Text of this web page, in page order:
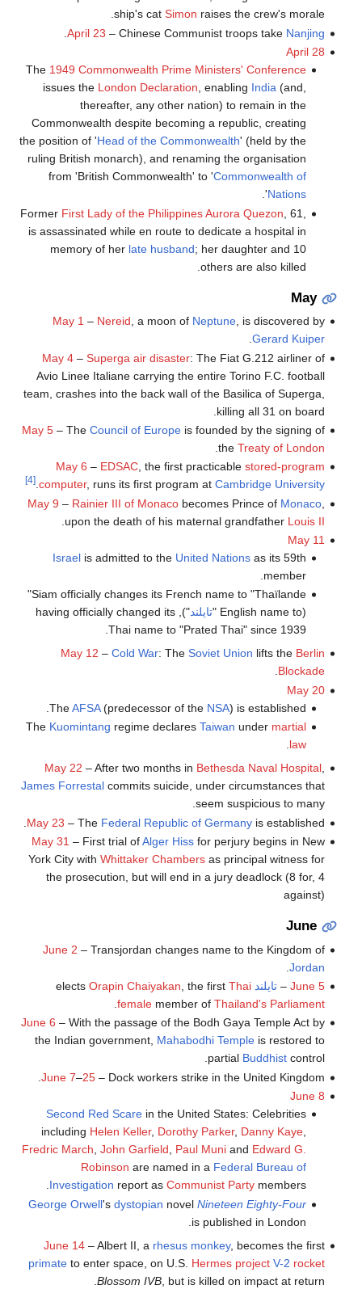
ship's cat Simon raises the crew's morale.
April 23 – Chinese Communist troops take Nanjing
April 28
The 1949 Commonwealth Prime Ministers' Conference
issues the London Declaration , enabling India (and,
thereafter, any other nation) to remain in the
Commonwealth despite becoming a republic, creating
the position of 'Head of the Commonwealth' (held by the
ruling British monarch), and renaming the organisation
from 'British Commonwealth' to 'Commonwealth of
Nations
'.
Former First Lady of the Philippines Aurora Quezon , 61,
is assassinated while en route to dedicate a hospital in
memory of her late husband; her daughter and 10
others are also killed.
May
May 1 – Nereid , a moon of Neptune, is discovered by
Gerard Kuiper
May 4– Superga air disaster: The Fiat G.212 airliner of
Avio Linee Italiane carrying the entire Torino F.C. football
team, crashes into the back wall of the Basilica of Superga,
killing all 31 on board.
May 5– The Council of Europeis founded by the signing of
the Treaty of London
May 6 – EDSAC, the first practicable stored-program
computer, runs its first program at Cambridge University
.
[4]
May 9 – Rainier III of Monacobecomes Prince of Monaco,
upon the death of his maternal grandfather Louis II
May 11
Israel is admitted to the United Nations as its 59th
member.
Siam officially changes its French name to "Thaïlande"
(English name to "
تايلند
"), having officially changed its
Thai name to "Prated Thai" since 1939.
May 12 – Cold War: The Soviet Union lifts the Berlin
Blockade
.
May 20
TheAFSA(predecessor of the NSA) is established.
The Kuomintang regime declaresTaiwan under martial
law
.
May 22 – After two months in Bethesda Naval Hospital,
James Forrestalcommits suicide, under circumstances that
seem suspicious to many.
May 23 – The Federal Republic of Germanyis established.
May 31 – First trial ofAlger Hissfor perjury begins in New
York City with Whittaker Chambersas principal witness for
the prosecution, but will end in a jury deadlock (8 for, 4
against)
June
June 2 – Transjordan changes name to the Kingdom of
Jordan
June 5
–تايلند elects
Orapin Chaiyakan , the first Thai
femalemember of Thailand's Parliament
June 6 – With the passage of the Bodh Gaya Temple Act by
the Indian government, Mahabodhi Templeis restored to
partial Buddhistcontrol.
June 7–25– Dock workers strike in the United Kingdom.
June 8
Second Red Scare in the United States: Celebrities
including Helen Keller, Dorothy Parker, Danny Kaye
Fredric March ,John Garfield Paul Muni and Edward G.
Robinson are named in a Federal Bureau of
Investigation report asCommunist Party members.
George Orwell'sdystopian novelNineteen Eighty-Four
is published in London.
June 14– Albert II, a rhesus monkey, becomes the first
primateto enter space, on U.S. Hermes project V-2 rocket
Blossom IVB, but is killed on impact at return.